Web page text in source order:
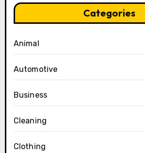
Categories
Animal
Automotive
Business
Cleaning
Clothing